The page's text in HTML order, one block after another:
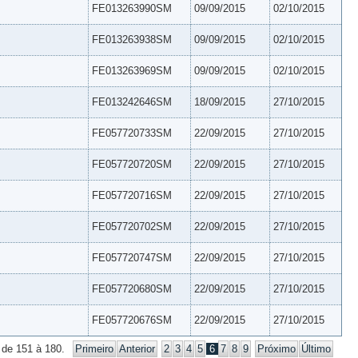
FE013263990SM 09/09/2015 02/10/2015
FE013263938SM 09/09/2015 02/10/2015
FE013263969SM 09/09/2015 02/10/2015
FE013242646SM 18/09/2015 27/10/2015
FE057720733SM 22/09/2015 27/10/2015
FE057720720SM 22/09/2015 27/10/2015
FE057720716SM 22/09/2015 27/10/2015
FE057720702SM 22/09/2015 27/10/2015
FE057720747SM 22/09/2015 27/10/2015
FE057720680SM 22/09/2015 27/10/2015
FE057720676SM 22/09/2015 27/10/2015
151 à 180. Primeiro Anterior 2 3 4 5 6 7 8 9 Próximo Último